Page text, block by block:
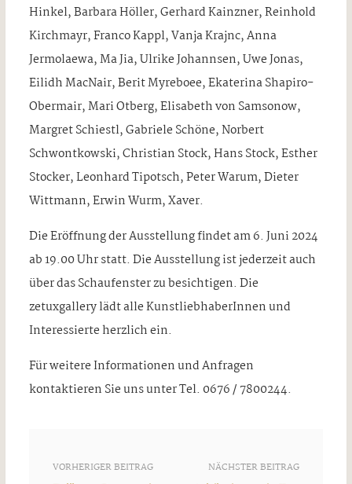
Hinkel, Barbara Höller, Gerhard Kainzner, Reinhold
Kirchmayr, Franco Kappl, Vanja Krajnc, Anna
Jermolaewa, Ma Jia, Ulrike Johannsen, Uwe Jonas,
Eilidh MacNair, Berit Myreboee, Ekaterina Shapiro-
Obermair, Mari Otberg, Elisabeth von Samsonow,
Margret Schiestl, Gabriele Schöne, Norbert
Schwontkowski, Christian Stock, Hans Stock, Esther
Stocker, Leonhard Tipotsch, Peter Warum, Dieter
Wittmann, Erwin Wurm, Xaver.
Die Eröffnung der Ausstellung findet am 6. Juni 2024
ab 19.00 Uhr statt. Die Ausstellung ist jederzeit auch
über das Schaufenster zu besichtigen. Die
zetuxgallery lädt alle KunstliebhaberInnen und
Interessierte herzlich ein.
Für weitere Informationen und Anfragen
kontaktieren Sie uns unter Tel. 0676 / 7800244.
VORHERIGER BEITRAG NÄCHSTER BEITRAG